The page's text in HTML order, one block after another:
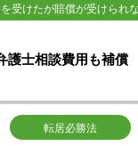
受けたが賠償が受けられ
護士相談費用も補償
転居必勝法